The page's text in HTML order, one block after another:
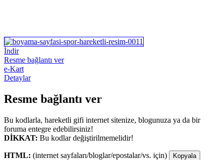
İndir
Resme bağlantı ver
e-Kart
Detaylar
Resme bağlantı ver
Bu kodlarla, hareketli gifi internet sitenize, blogunuza ya da bir
foruma entegre edebilirsiniz!
DİKKAT: Bu kodlar değiştirilmemelidir!
HTML: (internet sayfaları/bloglar/epostalar/vs. için) Kopyala